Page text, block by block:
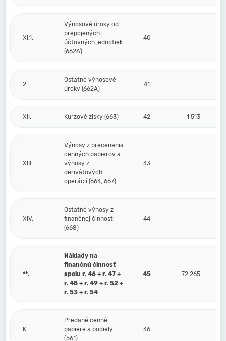
XI.1.
Výnosové úroky od
prepojených
účtovných jednotiek
(662A)
40
2.
Ostatné výnosové
úroky (662A)
41
XII. Kurzové zisky (663) 42 1 513
XIII.
Výnosy z precenenia
cenných papierov a
výnosy z
derivátových
operácií (664, 667)
43
XIV.
Ostatné výnosy z
finančnej činnosti
(668)
44
**.
Náklady na
finančnú činnosť
spolu r. 46 + r. 47 +
r. 48 + r. 49 + r. 52 +
r. 53 + r. 54
45 72 265
K.
Predané cenné
papiere a podiely
(561)
46